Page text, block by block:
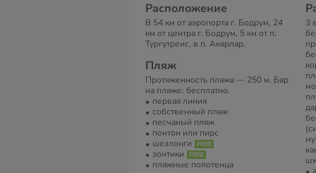
Расположение
В 54 км от аэропорта г. Бодрум, 24
км от центра г. Бодрум, 5 км от п.
Тургутреис, в п. Акярлар.
Пляж
Протяженность пляжа — 250 м. Бар
на пляже: бесплатно.
первая линия
собственный пляж
песчаный пляж
понтон или пирс
шезлонги
зонтики
пляжные полотенца
3